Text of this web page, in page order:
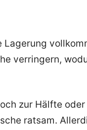
verringern,
zur Hälfte
ratsam.